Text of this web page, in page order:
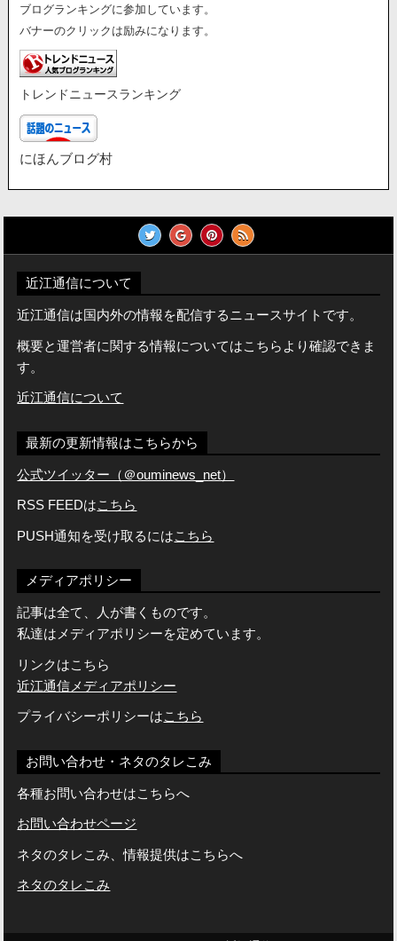
ブログランキングに参加しています。
バナーのクリックは励みになります。
トレンドニュースランキング
にほんブログ村
近江通信について
近江通信は国内外の情報を配信するニュースサイトです。
概要と運営者に関する情報についてはこちらより確認できま
す。
近江通信について
最新の更新情報はこちらから
公式ツイッター（＠ouminews_net）
RSS FEEDはこちら
PUSH通知を受け取るにはこちら
メディアポリシー
記事は全て、人が書くものです。
私達はメディアポリシーを定めています。
リンクはこちら
近江通信メディアポリシー
プライバシーポリシーはこちら
お問い合わせ・ネタのタレこみ
各種お問い合わせはこちらへ
お問い合わせページ
ネタのタレこみ、情報提供はこちらへ
ネタのタレこみ